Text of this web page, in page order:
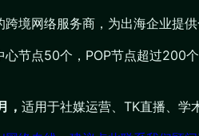
境网络服务商，为出海企业提
心节点50个，POP节点超过200
， 适用于社媒运营、TK直播、学